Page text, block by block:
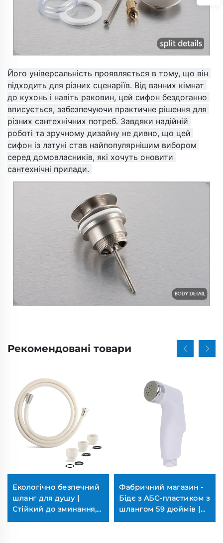
Його універсальність проявляється в тому, що він
підходить для різних сценаріїв. Від ванних кімнат
до кухонь і навіть раковин, цей сифон бездоганно
вписується, забезпечуючи практичне рішення для
різних сантехнічних потреб. Завдяки надійній
роботі та зручному дизайну не дивно, що цей
сифон із латуні став найпопулярнішим вибором
серед домовласників, які хочуть оновити
сантехнічні прилади.
Рекомендовані товари
Екологічно безпечний
шланг для душу |
Стійкий до зминання,
зимова гнучкість, мідні
Фабричний магазин -
Бідє з АБС-пластиком з
шлангом 59 дюймів |
Шаттаф високого